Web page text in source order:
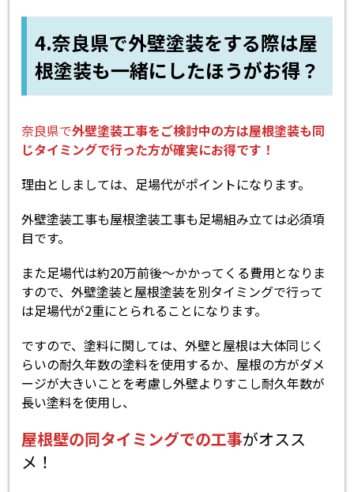
4.奈良県で外壁塗装をする際は屋
根塗装も一緒にしたほうがお得？
奈良県で外壁塗装工事をご検討中の方は屋根塗装も同
じタイミングで行った方が確実にお得です！
理由としましては、足場代がポイントになります。
外壁塗装工事も屋根塗装工事も足場組み立ては必須項
目です。
また足場代は約20万前後～かかってくる費用となりま
すので、外壁塗装と屋根塗装を別タイミングで行って
は足場代が2重にとられることになります。
ですので、塗料に関しては、外壁と屋根は大体同じく
らいの耐久年数の塗料を使用するか、屋根の方がダメ
ージが大きいことを考慮し外壁よりすこし耐久年数が
長い塗料を使用し、
屋根壁の同タイミングでの工事がオスス
メ！